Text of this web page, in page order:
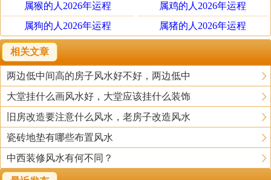
装饰要与货品的档次相辅。过于豪华的装饰卖普通的货
品，或者较好的货品在太差的环境中销售，在风水上来讲
都是不对的。除装潢以外，饰品、货柜的摆放也很有讲
究，须在吉位上放招财之物，在凶位上放化煞之物。这样
才可吸引更多的顾客上门消费。
其他服装店的注意事项：
1、大门不宜靠厕所
2、收银台冲大门，这个应该不是问题，因为相当多的品牌
店都是这样布局，不过收银台后一般要做形象墙，据说这
属猴的人2026年运程
属鸡的人2026年运程
属狗的人2026年运程
属猪的人2026年运程
相关文章
两边低中间高的房子风水好不好，两边低中
大堂挂什么画风水好，大堂应该挂什么装饰
旧房改造要注意什么风水，老房子改造风水
瓷砖地垫有哪些布置风水
中西装修风水有何不同？